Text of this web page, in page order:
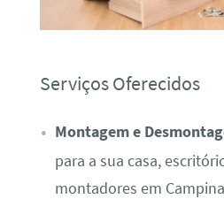
Serviços Oferecidos
Montagem e
para a sua casa,
montadores em